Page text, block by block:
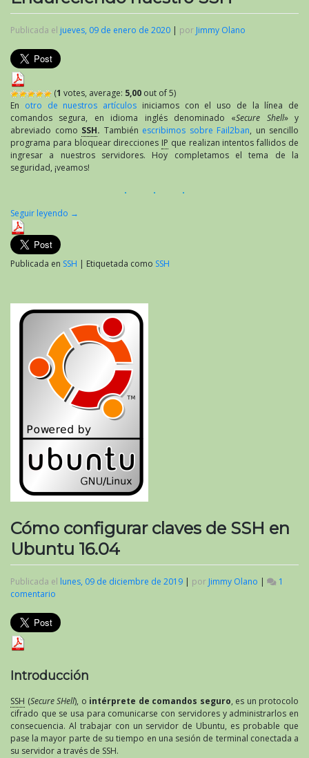
Publicada el jueves, 09 de enero de 2020 | por Jimmy Olano
(1 votes, average: 5,00 out of 5)
En otro de nuestros artículos iniciamos con el uso de la línea de
comandos segura, en idioma inglés denominado «Secure Shell» y
abreviado como SSH. También escribimos sobre Fail2ban, un sencillo
programa para bloquear direcciones IP que realizan intentos fallidos de
ingresar a nuestros servidores. Hoy completamos el tema de la
seguridad, ¡veamos!
Seguir leyendo →
Publicada en SSH | Etiquetada como SSH
Cómo configurar claves de SSH en
Ubuntu 16.04
Publicada el lunes, 09 de diciembre de 2019 | por Jimmy Olano |
1
comentario
configurar
claves
Ubuntu
Introducción
SSH (Secure SHell), o intérprete de comandos seguro, es un protocolo
cifrado que se usa para comunicarse con servidores y administrarlos en
consecuencia. Al trabajar con un servidor de Ubuntu, es probable que
pase la mayor parte de su tiempo en una sesión de terminal conectada a
su servidor a través de SSH.